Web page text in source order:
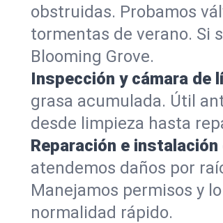
obstruidas. Probamos
tormentas de verano. Si
Blooming Grove.
Inspección y cámara de
grasa acumulada. Útil
desde limpieza hasta
Reparación e
atendemos daños por
Manejamos permisos y
normalidad rápido.